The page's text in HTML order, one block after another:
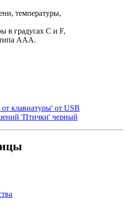
температуры,
в градусах С и F,
типа ААА.
клавиатуры' от USB
'Птички' черный